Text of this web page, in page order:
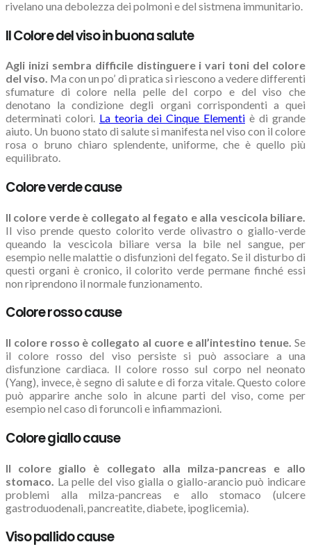
rivelano una debolezza dei polmoni e del sistmena immunitario.
Il Colore del viso in buona salute
Agli inizi sembra difficile distinguere i vari toni del colore
del viso. Ma con un po’ di pratica si riescono a vedere differenti
sfumature di colore nella pelle del corpo e del viso che
denotano la condizione degli organi corrispondenti a quei
determinati colori. La teoria dei Cinque Elementi è di grande
aiuto. Un buono stato di salute si manifesta nel viso con il colore
rosa o bruno chiaro splendente, uniforme, che è quello più
equilibrato.
Colore verde cause
Il colore verde è collegato al fegato e alla vescicola biliare.
Il viso prende questo colorito verde olivastro o giallo-verde
queando la vescicola biliare versa la bile nel sangue, per
esempio nelle malattie o disfunzioni del fegato. Se il disturbo di
questi organi è cronico, il colorito verde permane finché essi
non riprendono il normale funzionamento.
Colore rosso cause
Il colore rosso è collegato al cuore e all’intestino tenue. Se
il colore rosso del viso persiste si può associare a una
disfunzione cardiaca. Il colore rosso sul corpo nel neonato
(Yang), invece, è segno di salute e di forza vitale. Questo colore
può apparire anche solo in alcune parti del viso, come per
esempio nel caso di foruncoli e infiammazioni.
Colore giallo cause
Il colore giallo è collegato alla milza-pancreas e allo
stomaco. La pelle del viso gialla o giallo-arancio può indicare
problemi alla milza-pancreas e allo stomaco (ulcere
gastroduodenali, pancreatite, diabete, ipoglicemia).
Viso pallido cause